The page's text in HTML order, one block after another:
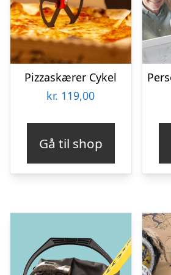
Pizzaskærer Cykel
kr. 119,00
Gå til shop